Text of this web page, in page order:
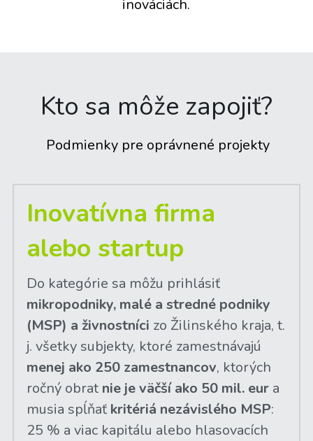
inováciách.
Kto sa môže zapojiť?
Podmienky pre oprávnené projekty
Inovatívna firma
alebo startup
mikropodniky, malé a stredné podniky
(MSP) a živnostníci zo Žilinského kraja, t.
menej ako 250 zamestnancov, ktorých
ročný obrat nie je väčší ako 50 mil. eur a
musia spĺňať kritériá nezávislého MSP:
25 % a viac kapitálu alebo hlasovacích